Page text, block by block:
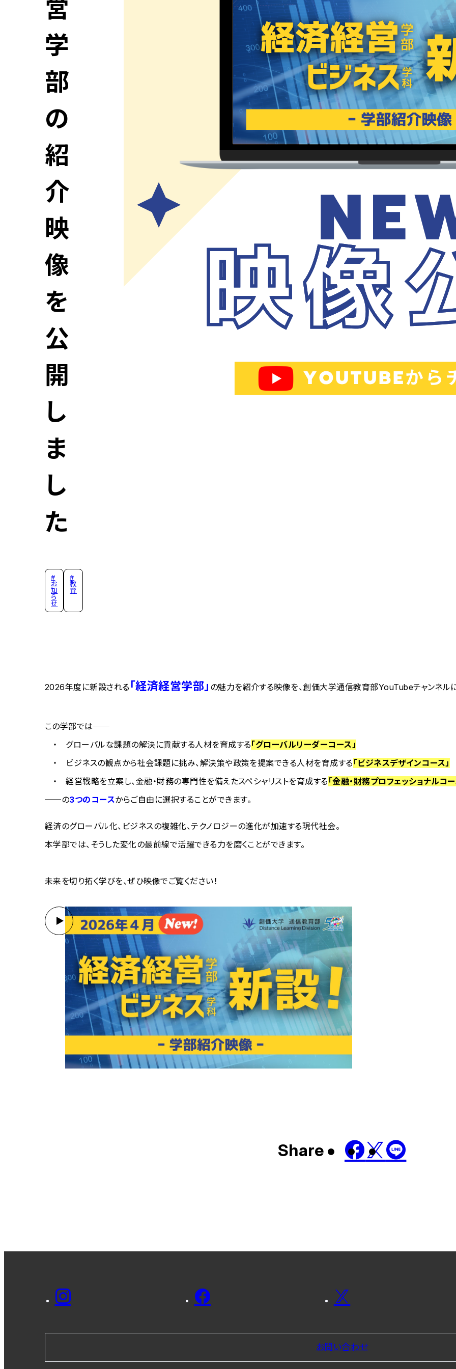
営
学
部
の
紹
介
映
像
を
公
開
し
ま
し
た
#
お
知
ら
せ
#
教
育
2026年度に新設される 「経済経営学部」 の魅力を紹介する映像を、創価大学通信教育部YouTubeチャンネル
この学部では──
​ ・ グローバルな課題の解決に貢献する人材を育成する「グローバルリーダーコース」
・ ビジネスの観点から社会課題に挑み、解決策や政策を提案できる人材を育成する 「ビジネスデザインコース」
・ 経営戦略を立案し、金融・財務の専門性を備えたスペシャリストを育成する​​​​​​​ 「金融・財務プロフェッショナルコー
──の3つのコースからご自由に選択することができます。
経済のグローバル化、ビジネスの複雑化、テクノロジーの進化が加速する現代社会。
本学部では、そうした変化の最前線で活躍できる力を磨くことができます。
未来を切り拓く学びを、ぜひ映像でご覧ください！
Share
お問い合わせ